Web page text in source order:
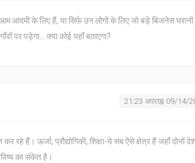
आदमी के लिए हैं, या सिर्फ उन लोगों के लिए जो बड़े बिजनेस
पर पड़ेगा... क्या कोई यहाँ बताएगा?
21:23 अपराह्न 09/14/
हैं। ऊर्जा, प्रौद्योगिकी, शिक्षा-ये सब ऐसे क्षेत्र हैं जहाँ दोनों
का संकेत है।